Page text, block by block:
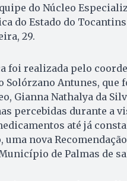
do Núcleo
do Estado do
29.
foi realizada pelo
Solórzano Antunes, que
Gianna Nathalya da
percebidas durante a
até já
uma nova
de Palmas de